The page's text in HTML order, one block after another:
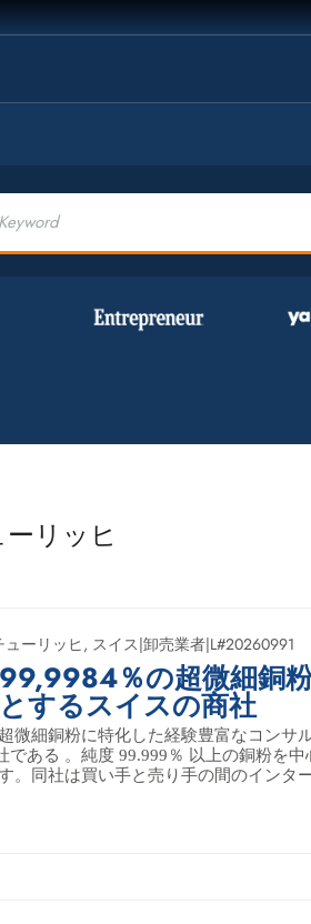
ーリッヒ
ューリッヒ, スイス|卸売業者|L#20260991
％の超微細銅
するスイスの商社
微細銅粉に特化した経験豊富なコンサ
である 。純度 99.999％ 以上の銅粉を中
。同社は買い手と売り手の間のインタ